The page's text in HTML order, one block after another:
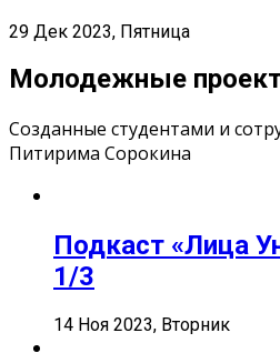
29 Дек 2023, Пятница
Молодежные
Созданные студентами и
Питирима Сорокина
Подкаст «Лица
1/3
14 Ноя 2023, Вторник